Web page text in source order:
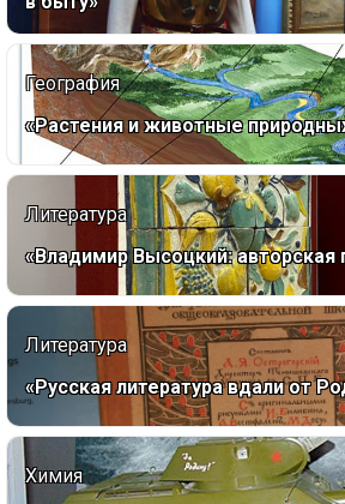
География
«Растения и животные
Литература
«Владимир Высоцкий: авторская
Литература
«Русская литература вдали от
Химия